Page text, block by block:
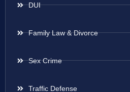
DUI
Family Law & Divorce
Sex Crime
Traffic Defense